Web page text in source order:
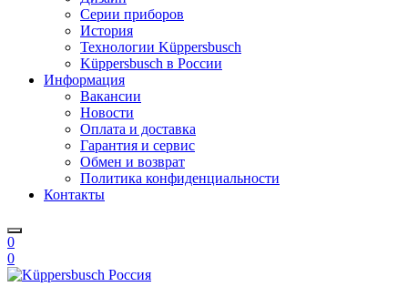
Серии приборов
История
Технологии Küppersbusch
Küppersbusch в России
Информация
Вакансии
Новости
Оплата и доставка
Гарантия и сервис
Обмен и возврат
Политика конфиденциальности
Контакты
0
0